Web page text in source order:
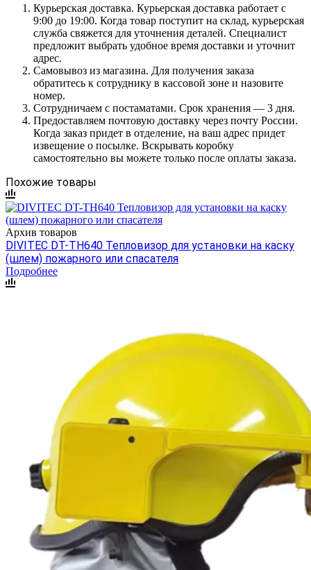
Курьерская доставка. Курьерская доставка работает с
9:00 до 19:00. Когда товар поступит на склад, курьерская
служба свяжется для уточнения деталей. Специалист
предложит выбрать удобное время доставки и уточнит
адрес.
Самовывоз из магазина. Для получения заказа
обратитесь к сотруднику в кассовой зоне и назовите
номер.
Сотрудничаем с постаматами. Срок хранения — 3 дня.
Предоставляем почтовую доставку через почту России.
Когда заказ придет в отделение, на ваш адрес придет
извещение о посылке. Вскрывать коробку
самостоятельно вы можете только после оплаты заказа.
Похожие товары
Архив товаров
DIVITEC DT-TH640 Тепловизор для установки на каску
(шлем) пожарного или спасателя
Подробнее